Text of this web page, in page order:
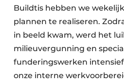
Buildtis hebben we
plannen te realiseren.
in beeld kwam, werd het
milieuvergunning en
funderingswerken
onze interne